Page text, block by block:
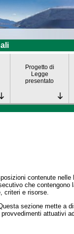
Progetto di
Legge
presentato
contenute
che contengono
criteri e risorse.
sezione mette a
provvedimenti attuativi